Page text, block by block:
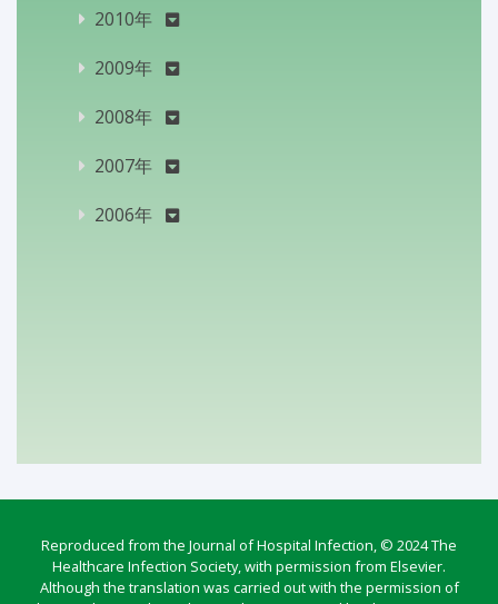
2010年
2009年
2008年
2007年
2006年
Reproduced from the Journal of Hospital Infection, © 2024 The
Healthcare Infection Society, with permission from Elsevier.
Although the translation was carried out with the permission of